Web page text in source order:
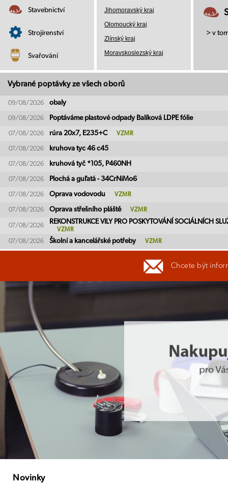
Stavebnictví
Strojírenství
Svařování
Jihomoravský kraj
Olomoucký kraj
Zlínský kraj
Moravskoslezský kraj
> v
Vybrané poptávky ze všech oborů
09/08/2026 obaly
09/08/2026 Poptáváme plastové odpady Balíková LDPE fólie
07/08/2026 rúra 20x7, E235+C VZMR
07/08/2026 kruhova tyc 46 c45
07/08/2026 kruhová tyč *105, P460NH
07/08/2026 Plochá a guľatá - 34CrNiMo6
07/08/2026 Oprava vodovodu VZMR
07/08/2026 Oprava střešního pláště VZMR
07/08/2026
REKONSTRUKCE VILY PRO POSKYTOVÁNÍ SOCIÁLNÍCH
VZMR
07/08/2026 Školní a kancelářské potřeby VZMR
Chcete být
Novinky